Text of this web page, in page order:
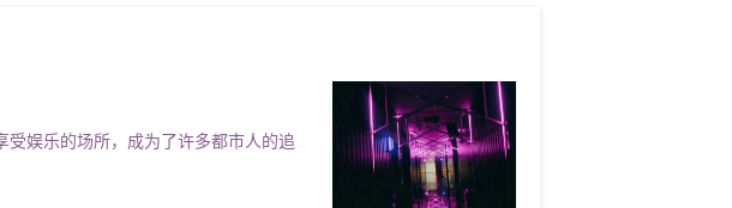
娱乐的场所，成为了许多都市人的追